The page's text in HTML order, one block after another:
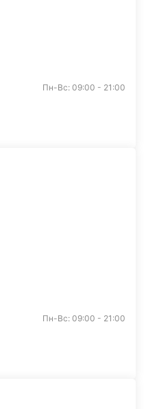
Пн-Вс: 09:00 - 21:00
Пн-Вс: 09:00 - 21:00